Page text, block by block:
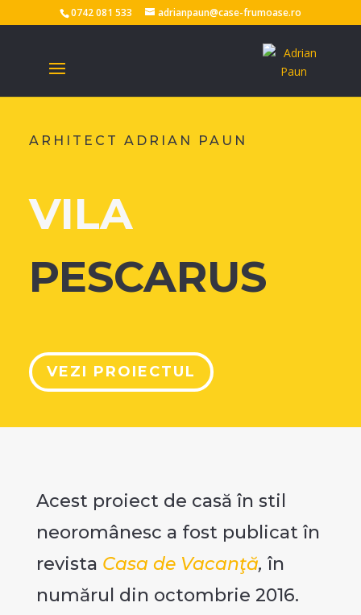
0742 081 533 adrianpaun@case-frumoase.ro
ARHITECT ADRIAN PAUN
VILA
PESCARUS
VEZI PROIECTUL
Acest proiect de casă în stil
neoromânesc a fost publicat în
revista Casa de Vacanţă, în
numărul din octombrie 2016.